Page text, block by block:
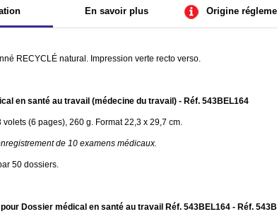
En savoir plus Origine
RECYCLÉ natural. Impression verte recto verso.
en santé au travail (médecine du travail) - Réf. 543BEL164
volets (6 pages), 260 g. Format 22,3 x 29,7 cm.
de 10 examens médicaux.
50 dossiers.
Dossier médical en santé au travail Réf. 543BEL164 - Réf.